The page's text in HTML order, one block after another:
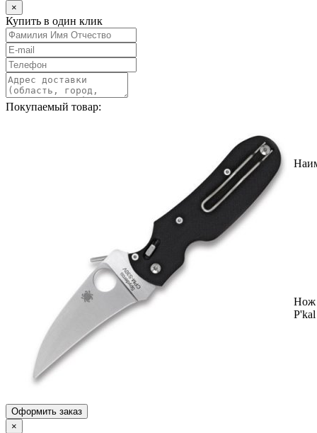
×
Купить в один клик
Покупаемый товар:
Нож
Оформить заказ
×